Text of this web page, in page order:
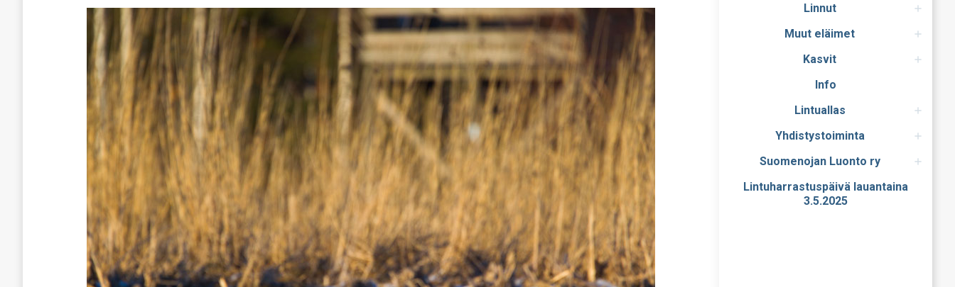
Linnut
Muut eläimet
Kasvit
Info
Lintuallas
Yhdistystoiminta
Suomenojan Luonto ry
Lintuharrastuspäivä lauantaina
3.5.2025